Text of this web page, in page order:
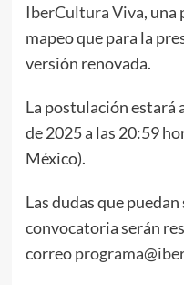
IberCultura Viva,
mapeo que para la
versión renovada.
La postulación estará
de 2025 a las 20:59
México).
Las dudas que
convocatoria serán
correo